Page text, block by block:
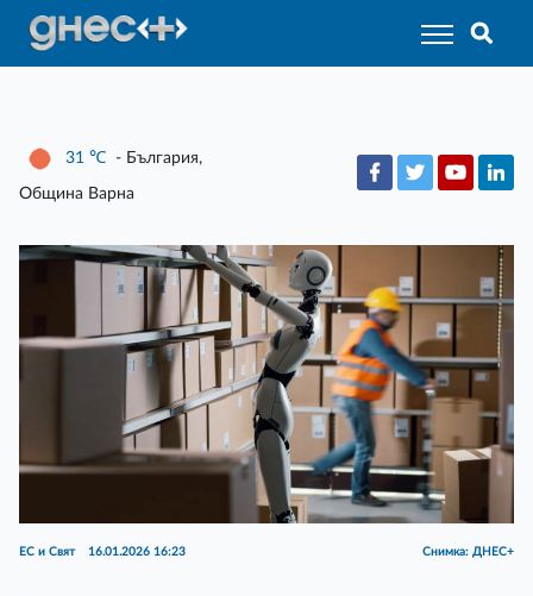
31 ℃ - България,
Община Варна
ЕС и Свят 16.01.2026 16:23 Снимка: ДНЕС+